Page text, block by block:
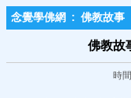
念覺學佛網 : 佛教故事
佛教故
時